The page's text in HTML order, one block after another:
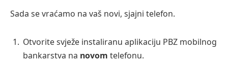
Sada se vraćamo na vaš novi, sjajni telefon.
Otvorite svježe instaliranu aplikaciju PBZ mobilnog
bankarstva na novom telefonu.